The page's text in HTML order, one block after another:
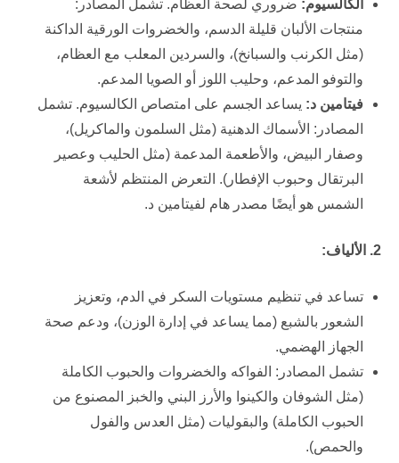
الكالسيوم: ضروري لصحة العظام. تشمل المصادر:
منتجات الألبان قليلة الدسم، والخضروات الورقية الداكنة
(مثل الكرنب والسبانخ)، والسردين المعلب مع العظام،
والتوفو المدعم، وحليب اللوز أو الصويا المدعم.
فيتامين د: يساعد الجسم على امتصاص الكالسيوم. تشمل
المصادر: الأسماك الدهنية (مثل السلمون والماكريل)،
وصفار البيض، والأطعمة المدعمة (مثل الحليب وعصير
البرتقال وحبوب الإفطار). التعرض المنتظم لأشعة
الشمس هو أيضًا مصدر هام لفيتامين د.
2. الألياف:
تساعد في تنظيم مستويات السكر في الدم، وتعزيز
الشعور بالشبع (مما يساعد في إدارة الوزن)، ودعم صحة
الجهاز الهضمي.
تشمل المصادر: الفواكه والخضروات والحبوب الكاملة
(مثل الشوفان والكينوا والأرز البني والخبز المصنوع من
الحبوب الكاملة) والبقوليات (مثل العدس والفول
والحمص).